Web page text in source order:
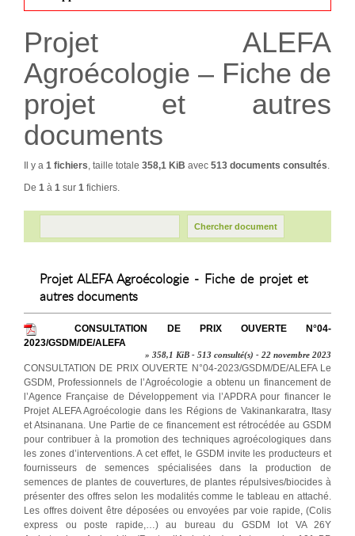
Projet ALEFA
Agroécologie – Fiche de
projet et autres
documents
Il y a 1 fichiers, taille totale 358,1 KiB avec 513 documents consultés.
De 1 à 1 sur 1 fichiers.
Projet ALEFA Agroécologie - Fiche de projet et
autres documents
CONSULTATION DE PRIX OUVERTE N°04-
2023/GSDM/DE/ALEFA
» 358,1 KiB - 513 consulté(s) - 22 novembre 2023
CONSULTATION DE PRIX OUVERTE N°04-2023/GSDM/DE/ALEFA Le
GSDM, Professionnels de l’Agroécologie a obtenu un financement de
l’Agence Française de Développement via l’APDRA pour financer le
Projet ALEFA Agroécologie dans les Régions de Vakinankaratra, Itasy
et Atsinanana. Une Partie de ce financement est rétrocédée au GSDM
pour contribuer à la promotion des techniques agroécologiques dans
les zones d’interventions. A cet effet, le GSDM invite les producteurs et
fournisseurs de semences spécialisées dans la production de
semences de plantes de couvertures, de plantes répulsives/biocides à
présenter des offres selon les modalités comme le tableau en attaché.
Les offres doivent être déposées ou envoyées par voie rapide, (Colis
express ou poste rapide,…) au bureau du GSDM lot VA 26Y